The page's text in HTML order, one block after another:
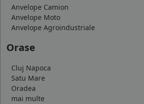
Anvelope Camion
Anvelope Moto
Anvelope Agroindustriale
Orase
Cluj Napoca
Satu Mare
Oradea
mai multe